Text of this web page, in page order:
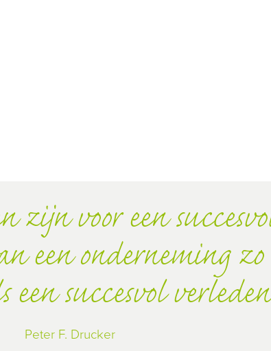
zijn voor een
een onderneming zo
succesvol verleden
Peter F. Drucker